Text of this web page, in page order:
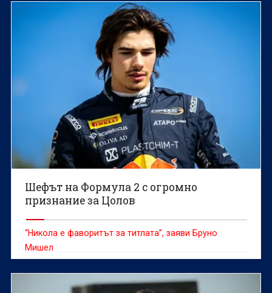
Шефът на Формула 2 с огромно
признание за Цолов
“Никола е фаворитът за титлата”, заяви Бруно
Мишел